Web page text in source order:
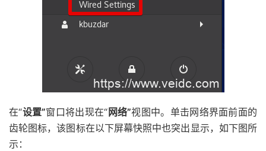
在“设置”窗口将出现在“ 网络”视图中。单击网络界面前面的
齿轮图标，该图标在以下屏幕快照中也突出显示，如下图所
示：